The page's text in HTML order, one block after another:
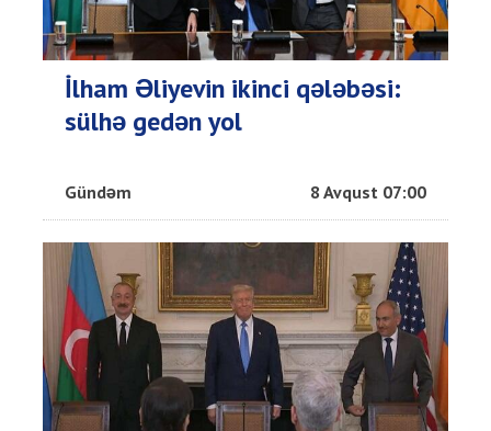
İlham Əliyevin ikinci qələbəsi:
sülhə gedən yol
Gündəm 8 Avqust 07:00